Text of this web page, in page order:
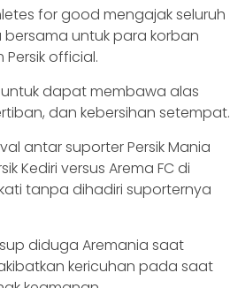
for good mengajak seluruh
untuk para korban
official.
dapat membawa alas
dan kebersihan setempat.
antar suporter Persik Mania
Kediri versus Arema FC di
tanpa dihadiri suporternya
diduga Aremania saat
kericuhan pada saat